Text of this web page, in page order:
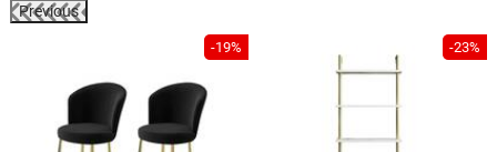
Previous
-19% -23%